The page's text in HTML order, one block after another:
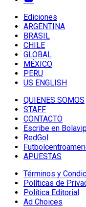
Ediciones
ARGENTINA
BRASIL
CHILE
GLOBAL
MÉXICO
PERU
US ENGLISH
QUIENES SOMOS
STAFF
CONTACTO
Escribe en
RedGol
APUESTAS
Términos y
Políticas de
Política Editorial
Ad Choices